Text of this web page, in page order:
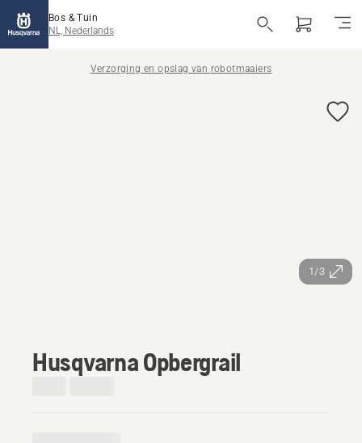
Bos & Tuin
NL, Nederlands
Verzorging en opslag van robotmaaiers
1/3
Husqvarna Opbergrail